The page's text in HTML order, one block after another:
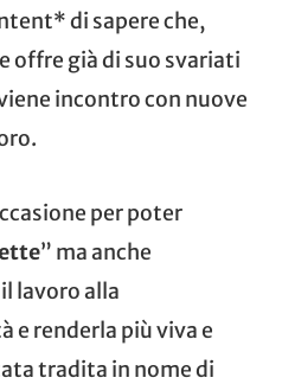
di sapere che,
offre già di suo svariati
incontro con nuove
per poter
” ma anche
lavoro alla
renderla più viva e
tradita in nome di